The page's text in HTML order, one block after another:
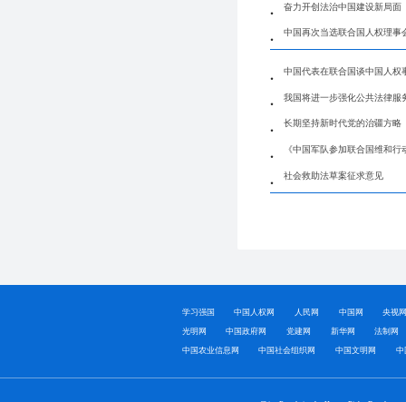
奋力开创法治中国建设新局面
中国再次当选联合国人权理事
中国代表在联合国谈中国人权
我国将进一步强化公共法律服
长期坚持新时代党的治疆方略
《中国军队参加联合国维和行
社会救助法草案征求意见
学习强国 中国人权网 人民网 中国网 央视
光明网 中国政府网 党建网 新华网 法制网
中国农业信息网 中国社会组织网 中国文明网 中